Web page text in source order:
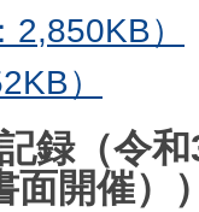
）
）
録（令
面開催）